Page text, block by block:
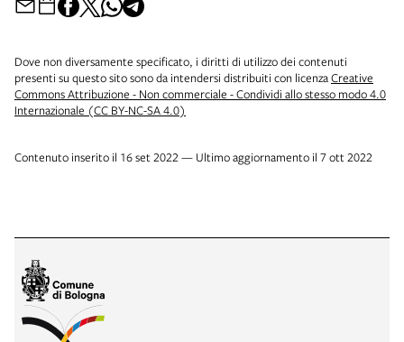
Dove non diversamente specificato, i diritti di utilizzo dei contenuti
presenti su questo sito sono da intendersi distribuiti con licenzaCreative
Commons Attribuzione - Non commerciale - Condividi allo stesso modo 4.0
Internazionale (CC BY-NC-SA 4.0)
Contenuto inserito il 16 set 2022 — Ultimo aggiornamento il 7 ott 2022